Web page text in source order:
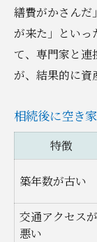
繕費がかさんだ
が来た」といっ
て、専門家と連
が、結果的に資
相続後に空き
特徴
築年数が古い
交通アクセスが
悪い